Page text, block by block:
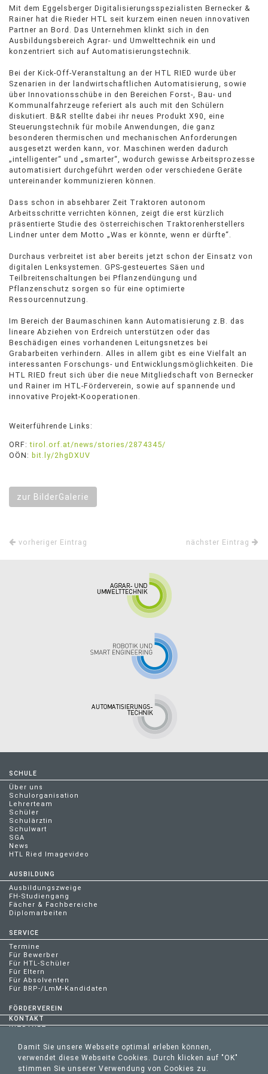
Mit dem Eggelsberger Digitalisierungsspezialisten Bernecker &
Rainer hat die Rieder HTL seit kurzem einen neuen innovativen
Partner an Bord. Das Unternehmen klinkt sich in den
Ausbildungsbereich Agrar- und Umwelttechnik ein und
konzentriert sich auf Automatisierungstechnik.
Bei der Kick-Off-Veranstaltung an der HTL RIED wurde über
Szenarien in der landwirtschaftlichen Automatisierung, sowie
über Innovationsschübe in den Bereichen Forst-, Bau- und
Kommunalfahrzeuge referiert als auch mit den Schülern
diskutiert. B&R stellte dabei ihr neues Produkt X90, eine
Steuerungstechnik für mobile Anwendungen, die ganz
besonderen thermischen und mechanischen Anforderungen
ausgesetzt werden kann, vor. Maschinen werden dadurch
„intelligenter“ und „smarter“, wodurch gewisse Arbeitsprozesse
automatisiert durchgeführt werden oder verschiedene Geräte
untereinander kommunizieren können.
Dass schon in absehbarer Zeit Traktoren autonom
Arbeitsschritte verrichten können, zeigt die erst kürzlich
präsentierte Studie des österreichischen Traktorenherstellers
Lindner unter dem Motto „Was er könnte, wenn er dürfte“.
Durchaus verbreitet ist aber bereits jetzt schon der Einsatz von
digitalen Lenksystemen. GPS-gesteuertes Säen und
Teilbreitenschaltungen bei Pflanzendüngung und
Pflanzenschutz sorgen so für eine optimierte
Ressourcennutzung.
Im Bereich der Baumaschinen kann Automatisierung z.B. das
lineare Abziehen von Erdreich unterstützen oder das
Beschädigen eines vorhandenen Leitungsnetzes bei
Grabarbeiten verhindern. Alles in allem gibt es eine Vielfalt an
interessanten Forschungs- und Entwicklungsmöglichkeiten. Die
HTL RIED freut sich über die neue Mitgliedschaft von Bernecker
und Rainer im HTL-Förderverein, sowie auf spannende und
innovative Projekt-Kooperationen.
Weiterführende Links:
ORF:tirol.orf.at/news/stories/2874345/
OÖN: bit.ly/2hgDXUV
zur BilderGalerie
vorheriger Eintrag nächster Eintrag
SCHULE
Über uns
Schulorganisation
Lehrerteam
Schüler
Schulärztin
Schulwart
SGA
News
HTL Ried Imagevideo
AUSBILDUNG
Ausbildungszweige
FH-Studiengang
Fächer & Fachbereiche
Diplomarbeiten
SERVICE
Termine
Für Bewerber
Für HTL-Schüler
Für Eltern
Für Absolventen
Für BRP-/LmM-Kandidaten
FÖRDERVEREIN
KONTAKT
INTRANET
Damit Sie unsere Webseite optimal erleben können,
verwendet diese Webseite Cookies. Durch klicken auf "OK"
stimmen Sie unserer Verwendung von Cookies zu.